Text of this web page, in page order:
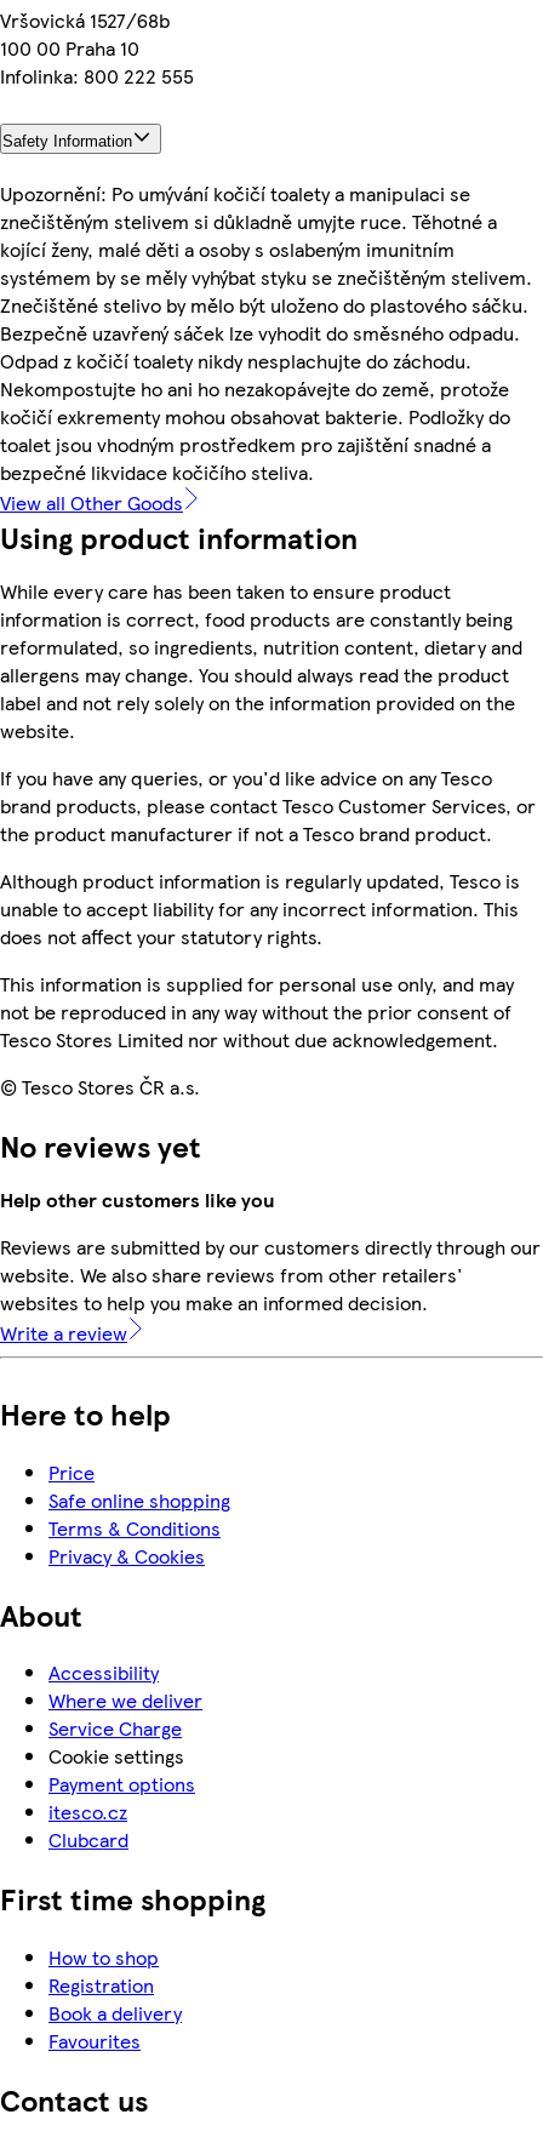
Vršovická 1527/68b
100 00 Praha 10
Infolinka: 800 222 555
Safety Information
Upozornění: Po umývání kočičí toalety a manipulaci se
znečištěným stelivem si důkladně umyjte ruce. Těhotné a
kojící ženy, malé děti a osoby s oslabeným imunitním
systémem by se měly vyhýbat styku se znečištěným stelivem.
Znečištěné stelivo by mělo být uloženo do plastového sáčku.
Bezpečně uzavřený sáček lze vyhodit do směsného odpadu.
Odpad z kočičí toalety nikdy nesplachujte do záchodu.
Nekompostujte ho ani ho nezakopávejte do země, protože
kočičí exkrementy mohou obsahovat bakterie. Podložky do
toalet jsou vhodným prostředkem pro zajištění snadné a
bezpečné likvidace kočičího steliva.
View all Other Goods
Using product information
While every care has been taken to ensure product
information is correct, food products are constantly being
reformulated, so ingredients, nutrition content, dietary and
allergens may change. You should always read the product
label and not rely solely on the information provided on the
website.
If you have any queries, or you'd like advice on any Tesco
brand products, please contact Tesco Customer Services, or
the product manufacturer if not a Tesco brand product.
Although product information is regularly updated, Tesco is
unable to accept liability for any incorrect information. This
does not affect your statutory rights.
This information is supplied for personal use only, and may
not be reproduced in any way without the prior consent of
Tesco Stores Limited nor without due acknowledgement.
© Tesco Stores ČR a.s.
No reviews yet
Help other customers like you
Reviews are submitted by our customers directly through our
website. We also share reviews from other retailers'
websites to help you make an informed decision.
Write a review
Here to help
Price
Safe online shopping
Terms & Conditions
Privacy & Cookies
About
Accessibility
Where we deliver
Service Charge
Cookie settings
Payment options
itesco.cz
Clubcard
First time shopping
How to shop
Registration
Book a delivery
Favourites
Contact us